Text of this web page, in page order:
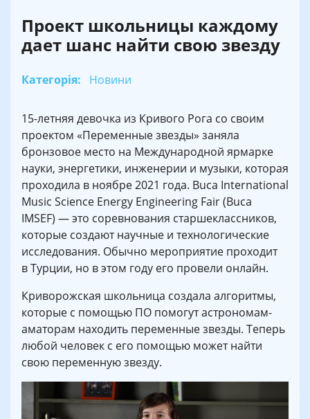
Проект школьницы каждому
дает шанс найти свою звезду
Категорія: Новини
15-летняя девочка из Кривого Рога со своим
проектом «Переменные звезды» заняла
бронзовое место на Международной ярмарке
науки, энергетики, инженерии и музыки, которая
проходила в ноябре 2021 года. Buca International
Music Science Energy Engineering Fair (Buca
IMSEF) — это соревнования старшеклассников,
которые создают научные и технологические
исследования. Обычно мероприятие проходит
в Турции, но в этом году его провели онлайн.
Криворожская школьница создала алгоритмы,
которые с помощью ПО помогут астрономам-
аматорам находить переменные звезды. Теперь
любой человек с его помощью может найти
свою переменную звезду.